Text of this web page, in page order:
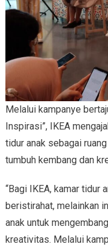
Melalui kampanye
Inspirasi”, IKEA
tidur anak sebagai
tumbuh kembang dan
“Bagi IKEA, kamar tidur
beristirahat, melainkan
anak untuk
kreativitas. Melalui